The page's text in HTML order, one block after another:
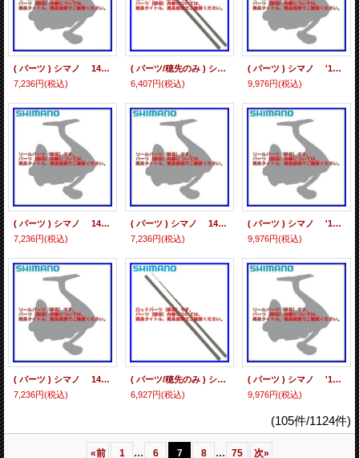
( パーツ ) シマノ 14 カルカッタコンクエスト 100 *105 スプール組 14CTCQ100 スプールクミ
7,236円(税込)
( パーツ/穂先のみ ) シマノ 香鱗 ZP 急瀬 90-95ZP #01 *6
6,407円(税込)
( パーツ ) シマノ '12 ヴァンキッシュ 2500HGS スプール組 *105 12VQ2500HGS *6
9,976円(税込)
( パーツ ) シマノ 14 カルカッタコンクエスト 101 *105 スプール組 14CTCQ100 スプールクミ
7,236円(税込)
( パーツ ) シマノ 14 カルカッタコンクエスト 200 *105 スプール組 14CTCQ200 スプールクミ
7,236円(税込)
( パーツ ) シマノ '12 ヴァンキッシュ 2500S スプール組 *105 12VQ2500S *6
9,976円(税込)
( パーツ ) シマノ 14 カルカッタコンクエスト 201 *105 スプール組 14CTCQ200 スプールクミ
7,236円(税込)
( パーツ/穂先のみ ) シマノ 香鱗 ZP 急瀬 90-95ZP 替穂 *6
6,927円(税込)
( パーツ ) シマノ '12 ヴァンキッシュ C3000 スプール組 *105 12VQC3000 *6
9,976円(税込)
(105件/1124件)
«前 1 ... 6 7 8 ... 75 次»